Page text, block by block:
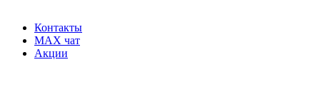
Контакты
MAX чат
Акции